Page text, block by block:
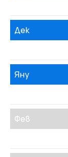
Дек
Яну
Фев